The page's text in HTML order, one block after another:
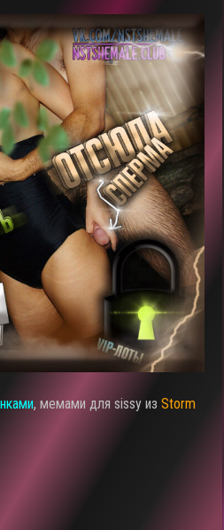
, мемами для sissy изStorm